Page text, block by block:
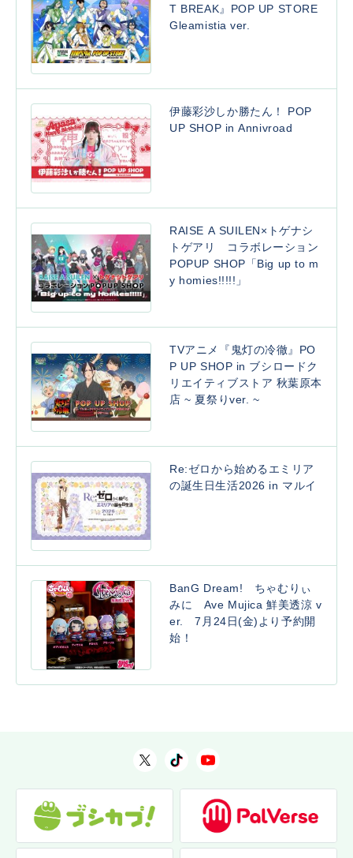
T BREAK』POP UP STORE
Gleamistia ver.
伊藤彩沙しか勝たん！ POP
UP SHOP in Annivroad
RAISE A SUILEN×トゲナシ
トゲアリ コラボレーション
POPUP SHOP「Big up to m
y homies!!!!!」
TVアニメ『鬼灯の冷徹』PO
P UP SHOP in ブシロードク
リエイティブストア 秋葉原本
店 ~ 夏祭りver. ~
Re:ゼロから始めるエミリア
の誕生日生活2026 in マルイ
BanG Dream! ちゃむりぃ
みに Ave Mujica 鮮美透涼 v
er. 7月24日(金)より予約開
始！